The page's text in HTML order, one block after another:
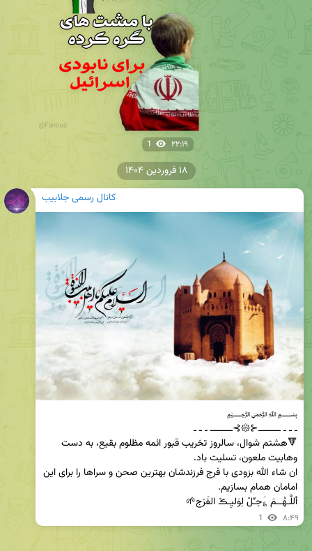
1 ۲۲:۱۹
کانال رسمی جلابیب
أللَّـھُــمَ ؏َجـِّلْ لِوَلیِـڪْ الفَرَج🌱
1 ۸:۴۹
۱۸ فروردین ۱۴۰۴